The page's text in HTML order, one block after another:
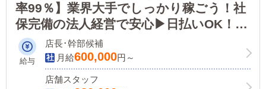
率99％】業界大手でしっかり稼ごう！社
保完備の法人経営で安心▶日払いOK！学
歴・経験不問で急募中！！
給与
店長･幹部候補
月給600,000円～
店舗スタッフ